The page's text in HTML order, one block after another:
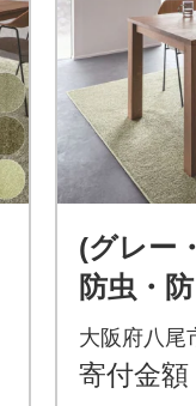
(グレー
防虫・
ビ・抗
能無地
大阪府八尾
寄付金額